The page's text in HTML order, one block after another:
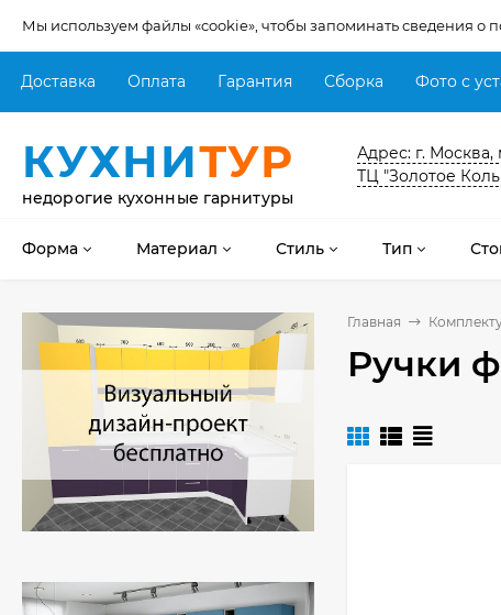
Мы используем файлы «cookie», чтобы запоминать сведения о
Доставка Оплата Гарантия Сборка Фото с
КУХНИТУР
недорогие кухонные гарнитуры
Адрес: г. Москва,
ТЦ "Золотое
Форма Материал Стиль Тип
Главная
Ручки
Кухня Мишель -
длина 4,2 м
69 303₽
длина 2,4 м, ширина
1,2 м